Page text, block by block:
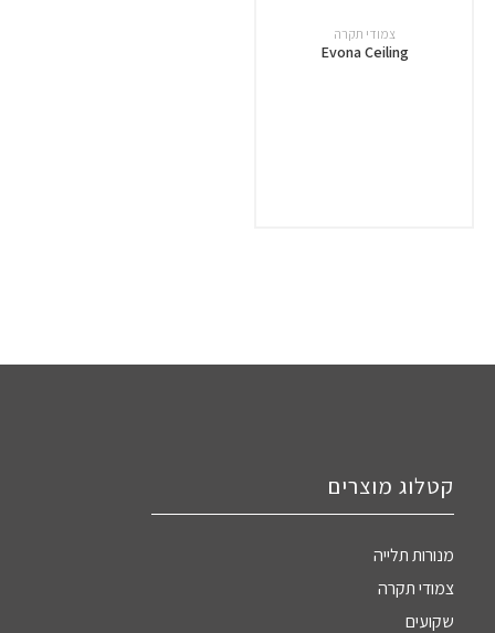
צמודי תקרה
Evona Ceiling
קטלוג מוצרים
מנורות תלייה
צמודי תקרה
שקועים